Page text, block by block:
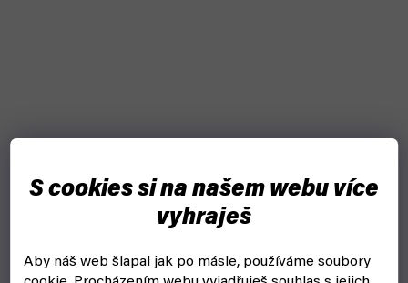
S cookies si na našem webu více
vyhraješ
Aby náš web šlapal jak po másle, používáme soubory